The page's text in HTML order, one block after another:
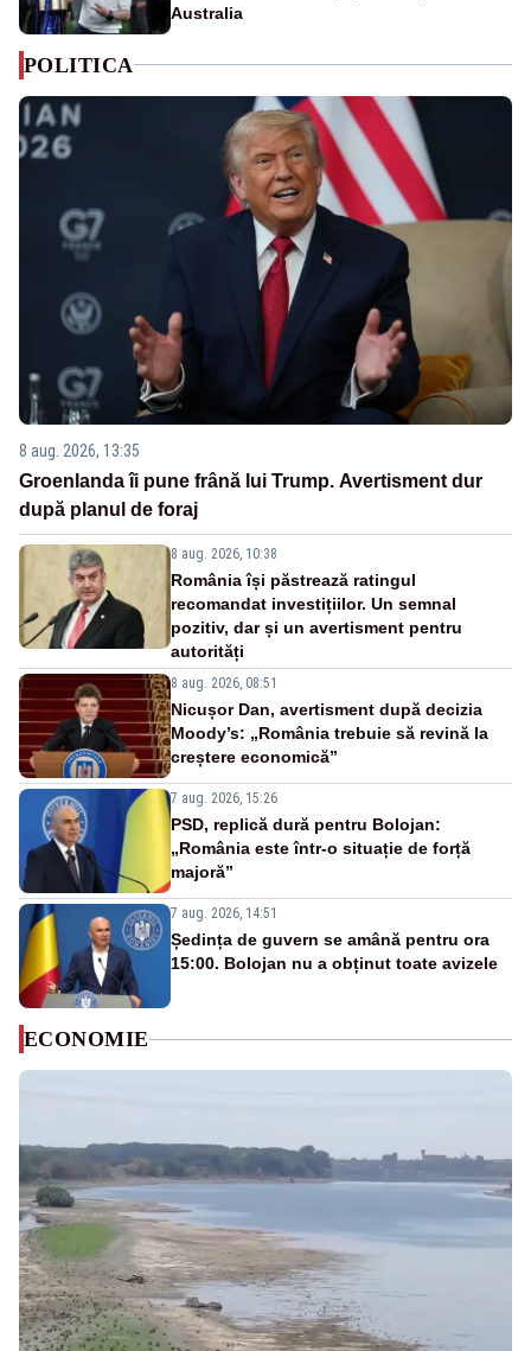
Australia
POLITICA
8 aug. 2026, 13:35
Groenlanda îi pune frână lui Trump. Avertisment dur
după planul de foraj
8 aug. 2026, 10:38
România își păstrează ratingul
recomandat investițiilor. Un semnal
pozitiv, dar și un avertisment pentru
autorități
8 aug. 2026, 08:51
Nicușor Dan, avertisment după decizia
Moody’s: „România trebuie să revină la
creștere economică”
7 aug. 2026, 15:26
PSD, replică dură pentru Bolojan:
„România este într-o situație de forță
majoră”
7 aug. 2026, 14:51
Ședința de guvern se amână pentru ora
15:00. Bolojan nu a obținut toate avizele
ECONOMIE